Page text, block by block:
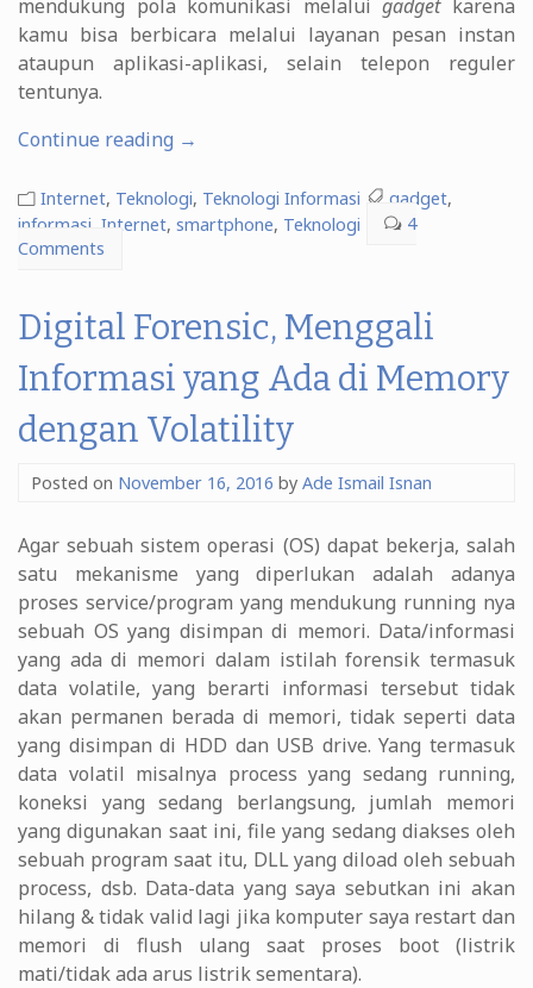
mendukung pola komunikasi melaluigadget karena
kamu bisa berbicara melalui layanan pesan instan
ataupun aplikasi-aplikasi, selain telepon reguler
tentunya.
Continue reading “4
Mencegah
Miskomunikasi
→
Internet, Teknologi, Teknologi Informasi gadget,
informasi Internet, smartphone, Teknologi
4
Comments
Digital Forensic, Menggali
Informasi yang Ada di Memory
dengan Volatility
Posted on November 16, 2016 by Ade Ismail Isnan
Agar sebuah sistem operasi (OS) dapat bekerja, salah
satu mekanisme yang diperlukan adalah adanya
proses service/program yang mendukung running nya
sebuah OS yang disimpan di memori. Data/informasi
yang ada di memori dalam istilah forensik termasuk
data volatile, yang berarti informasi tersebut tidak
akan permanen berada di memori, tidak seperti data
yang disimpan di HDD dan USB drive. Yang termasuk
data volatil misalnya process yang sedang running,
koneksi yang sedang berlangsung, jumlah memori
yang digunakan saat ini, file yang sedang diakses oleh
sebuah program saat itu, DLL yang diload oleh sebuah
process, dsb. Data-data yang saya sebutkan ini akan
hilang & tidak valid lagi jika komputer saya restart dan
memori di flush ulang saat proses boot (listrik
mati/tidak ada arus listrik sementara).